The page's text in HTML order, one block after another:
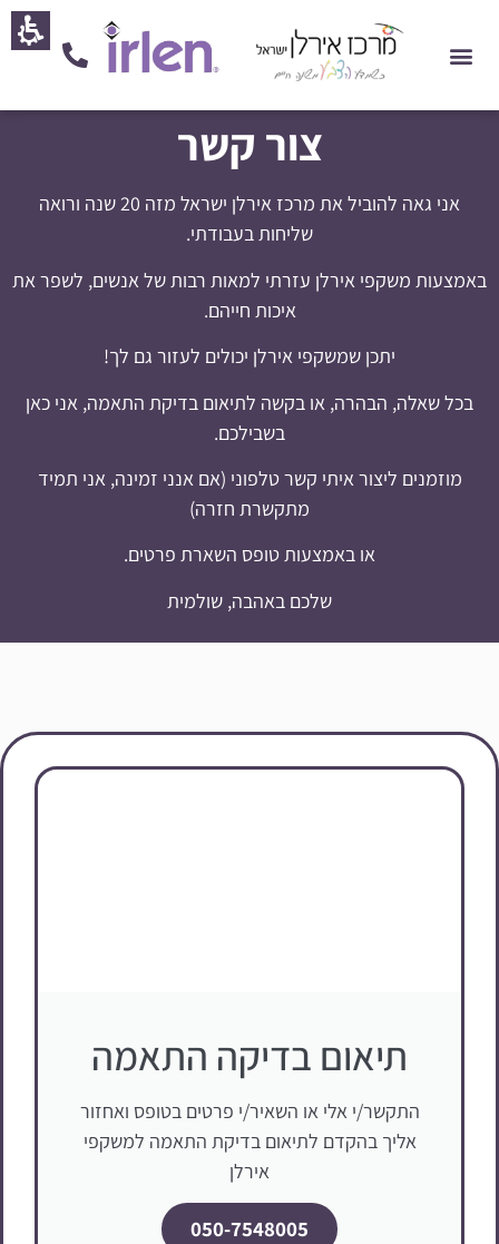
לעבור
מרכזי
צור קשר
אני גאה להוביל את מרכז אירלן ישראל מזה 20 שנה ורואה
שליחות בעבודתי.
באמצעות משקפי אירלן עזרתי למאות רבות של אנשים, לשפר את
איכות חייהם.
יתכן שמשקפי אירלן יכולים לעזור גם לך!
בכל שאלה, הבהרה, או בקשה לתיאום בדיקת התאמה, אני כאן
בשבילכם.
מוזמנים ליצור איתי קשר טלפוני (אם אנני זמינה, אני תמיד
מתקשרת חזרה)
או באמצעות טופס השארת פרטים.
שלכם באהבה, שולמית
תיאום בדיקה התאמה
התקשר/י אלי או השאיר/י פרטים בטופס ואחזור
אליך בהקדם לתיאום בדיקת התאמה למשקפי
אירלן
050-7548005